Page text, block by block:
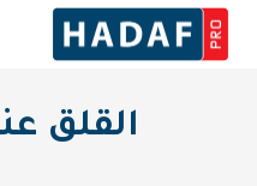
القلق